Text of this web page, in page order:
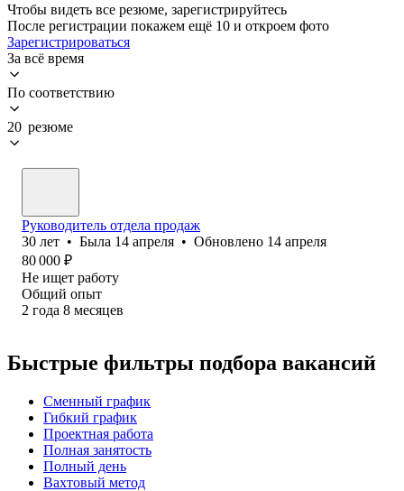
Чтобы видеть все резюме, зарегистрируйтесь
После регистрации покажем ещё 10 и откроем фото
Зарегистрироваться
За всё время
По соответствию
20 резюме
Руководитель отдела продаж
30 лет • Была 14 апреля • Обновлено 14 апреля
80 000 ₽
Не ищет работу
Общий опыт
2 года 8 месяцев
Быстрые фильтры подбора вакансий
Сменный график
Гибкий график
Проектная работа
Полная занятость
Полный день
Вахтовый метод